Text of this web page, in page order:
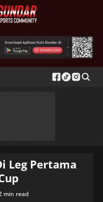
Leg Pertama
min read